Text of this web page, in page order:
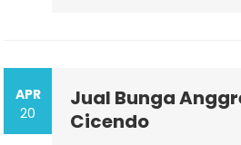
APR
20
Jual Bunga
Cicendo